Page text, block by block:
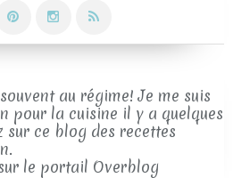
au régime! Je me suis
pour la cuisine il y a quelques
sur ce blog des recettes
le portail Overblog